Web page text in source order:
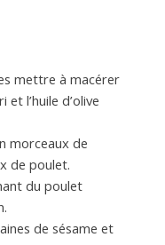
mettre à macérer
l’huile d’olive
morceaux de
de poulet.
du poulet
de sésame et